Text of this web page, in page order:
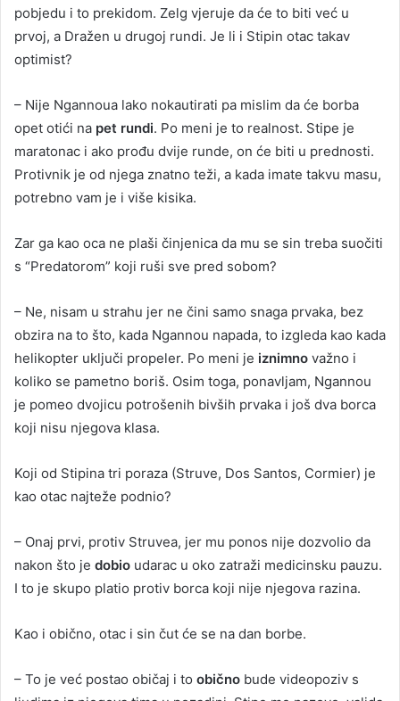
pobjedu i to prekidom. Zelg vjeruje da će to biti već u
prvoj, a Dražen u drugoj rundi. Je li i Stipin otac takav
optimist?
– Nije Ngannoua lako nokautirati pa mislim da će borba
opet otići na pet rundi. Po meni je to realnost. Stipe je
maratonac i ako prođu dvije runde, on će biti u prednosti.
Protivnik je od njega znatno teži, a kada imate takvu masu,
potrebno vam je i više kisika.
Zar ga kao oca ne plaši činjenica da mu se sin treba suočiti
s “Predatorom” koji ruši sve pred sobom?
– Ne, nisam u strahu jer ne čini samo snaga prvaka, bez
obzira na to što, kada Ngannou napada, to izgleda kao kada
helikopter uključi propeler. Po meni je iznimno važno i
koliko se pametno boriš. Osim toga, ponavljam, Ngannou
je pomeo dvojicu potrošenih bivših prvaka i još dva borca
koji nisu njegova klasa.
Koji od Stipina tri poraza (Struve, Dos Santos, Cormier) je
kao otac najteže podnio?
– Onaj prvi, protiv Struvea, jer mu ponos nije dozvolio da
nakon što je dobio udarac u oko zatraži medicinsku pauzu.
I to je skupo platio protiv borca koji nije njegova razina.
Kao i obično, otac i sin čut će se na dan borbe.
– To je već postao običaj i to obično bude videopoziv s